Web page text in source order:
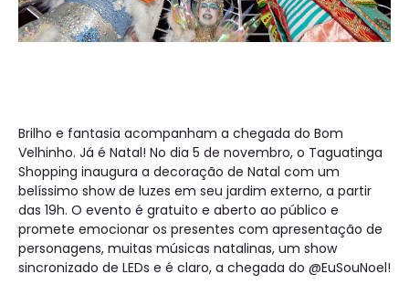
Brilho e fantasia acompanham a chegada do Bom
Velhinho. Já é Natal! No dia 5 de novembro, o Taguatinga
Shopping inaugura a decoração de Natal com um
belíssimo show de luzes em seu jardim externo, a partir
das 19h. O evento é gratuito e aberto ao público e
promete emocionar os presentes com apresentação de
personagens, muitas músicas natalinas, um show
sincronizado de LEDs e é claro, a chegada do @EuSouNoel!